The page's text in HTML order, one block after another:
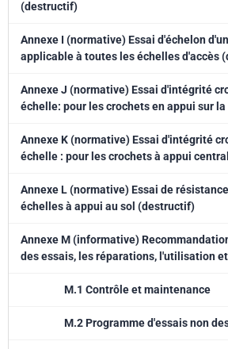
(destructif)
Annexe I (normative) Essai d'échelon
applicable à toutes les échelles d'accès
Annexe J (normative) Essai d'intégrité
échelle: pour les crochets en appui sur
Annexe K (normative) Essai d'intégrité
échelle : pour les crochets à appui
Annexe L (normative) Essai de
échelles à appui au sol (destructif)
Annexe M (informative)
des essais, les réparations, l'utilisation
M.1 Contrôle et maintenance
M.2 Programme d'essais non